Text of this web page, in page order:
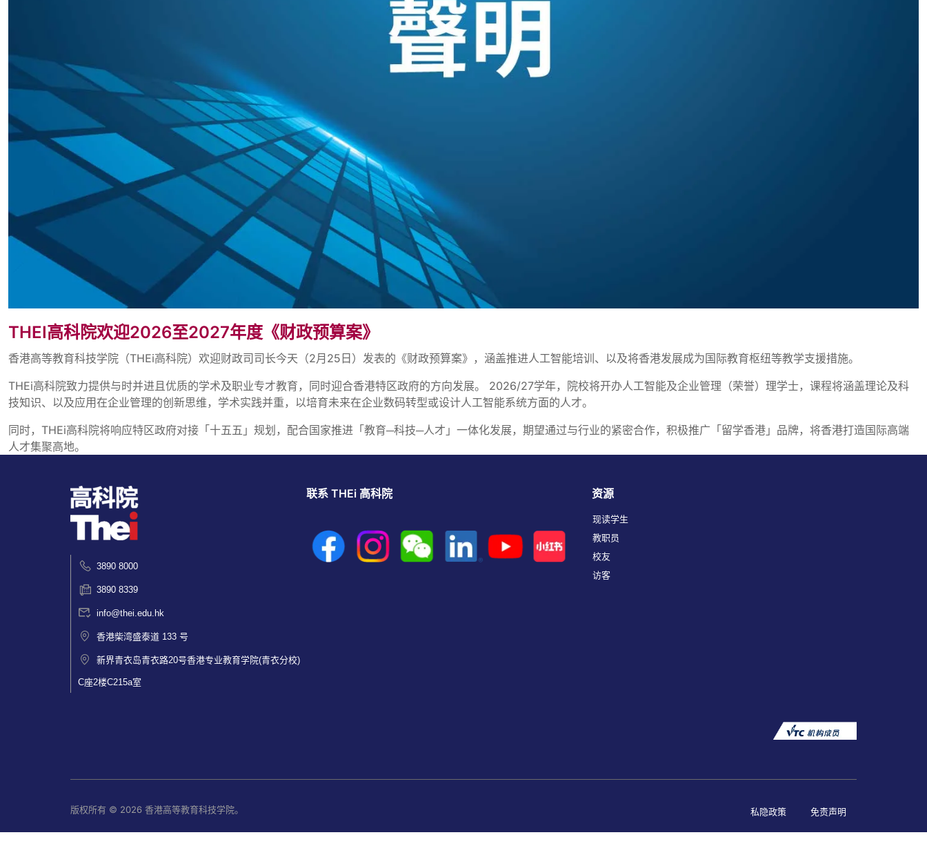
THEI高科院欢迎2026至2027年度《财政预算案》
香港高等教育科技学院（THEi高科院）欢迎财政司司长今天（2月25日）发表的《财政预算案》，涵盖推进人工智能培训、以及将香港发展成为国际教育枢纽等教学支援措施。
THEi高科院致力提供与时并进且优质的学术及职业专才教育，同时迎合香港特区政府的方向发展。 2026/27学年，院校将开办人工智能及企业管理（荣誉）理学士，课程将涵盖理论及科
技知识、以及应用在企业管理的创新思维，学术实践并重，以培育未来在企业数码转型或设计人工智能系统方面的人才。
同时，THEi高科院将响应特区政府对接「十五五」规划，配合国家推进「教育─科技─人才」一体化发展，期望通过与行业的紧密合作，积极推广「留学香港」品牌，将香港打造国际高端
人才集聚高地。
3890 8000
3890 8339
info@thei.edu.hk
香港柴湾盛泰道 133 号
新界青衣岛青衣路20号香港专业教育学院(青衣分校)
C座2楼C215a室
联系 THEi 高科院 资源
现读学生
教职员
校友
访客
版权所有 © 2026 香港高等教育科技学院。 私隐政策 免责声明